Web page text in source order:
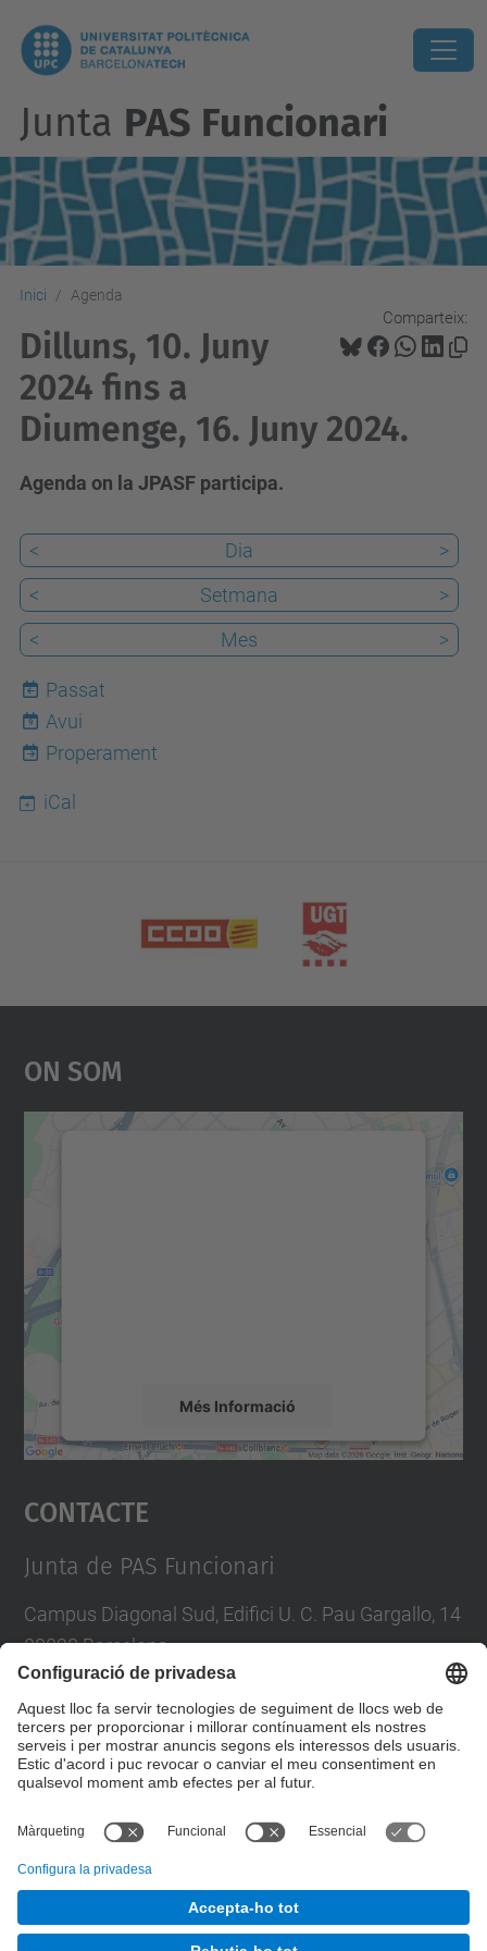
Junta PAS Funcionari
Inici Agenda
Comparteix:
Dilluns, 10. Juny
2024 fins a
Diumenge, 16. Juny 2024.
Agenda on la JPASF participa.
< Dia
>
<
Setmana
>
<
Mes >
Passat
9
Avui
Properament
iCal
On Som
Més Informació
Accepta
powered by
Contacte
Junta de PAS Funcionari
Campus Diagonal Sud, Edifici U. C. Pau Gargallo, 14
08028 Barcelona
E-mail :junta.pasf@upc.edu
Formulari de contacte
Junta PAS Funcionari